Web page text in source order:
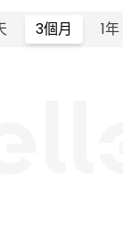
3個月 1年